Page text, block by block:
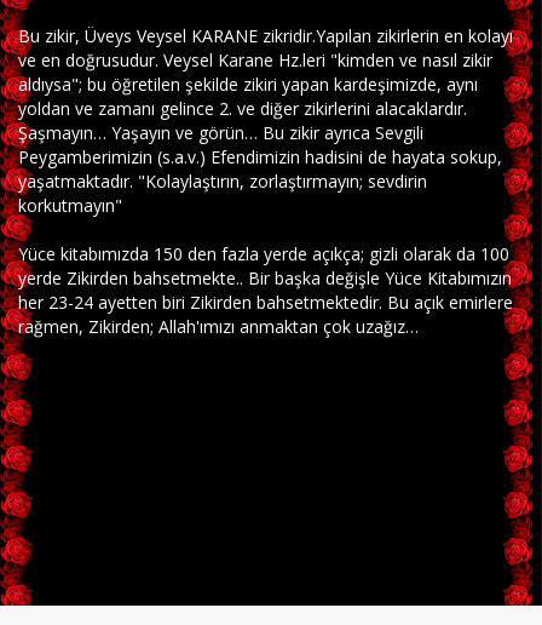
Bu zikir, Üveys Veysel KARANE zikridir.Yapılan zikirlerin en kolayı
ve en doğrusudur. Veysel Karane Hz.leri "kimden ve nasıl zikir
aldıysa"; bu öğretilen şekilde zikiri yapan kardeşimizde, aynı
yoldan ve zamanı gelince 2. ve diğer zikirlerini alacaklardır.
Şaşmayın… Yaşayın ve görün… Bu zikir ayrıca Sevgili
Peygamberimizin (s.a.v.) Efendimizin hadisini de hayata sokup,
yaşatmaktadır. "Kolaylaştırın, zorlaştırmayın; sevdirin
korkutmayın"
Yüce kitabımızda 150 den fazla yerde açıkça; gizli olarak da 100
yerde Zikirden bahsetmekte.. Bir başka değişle Yüce Kitabımızın
her 23-24 ayetten biri Zikirden bahsetmektedir. Bu açık emirlere
rağmen, Zikirden; Allah'ımızı anmaktan çok uzağız…